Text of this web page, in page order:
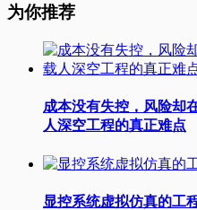
为你推荐
成本没有失控，风险却
人深空工程的真正难点
显控系统虚拟仿真的工